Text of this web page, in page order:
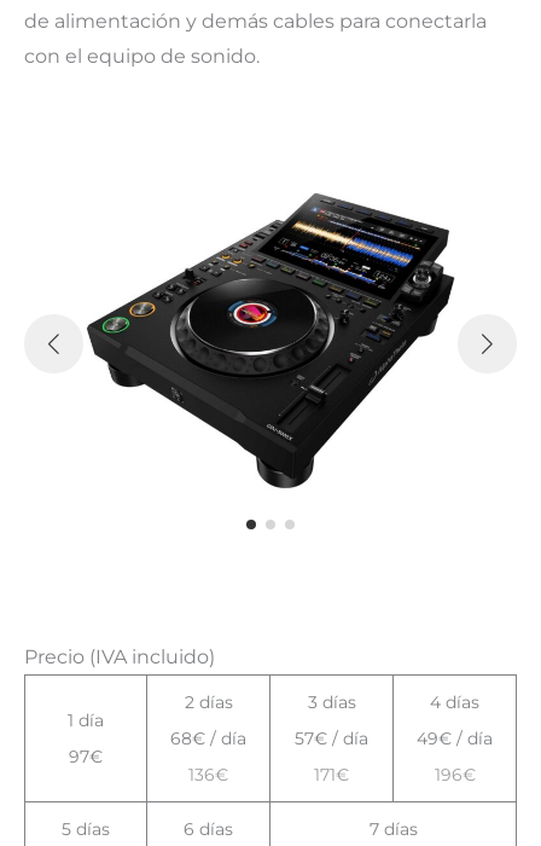
de alimentación y demás cables para conectarla
con el equipo de sonido.
Precio (IVA incluido)
1 día
97€
2 días
68€ / día
136€
3 días
57€ / día
171€
4 días
49€ / día
196€
5 días
6 días
7 días